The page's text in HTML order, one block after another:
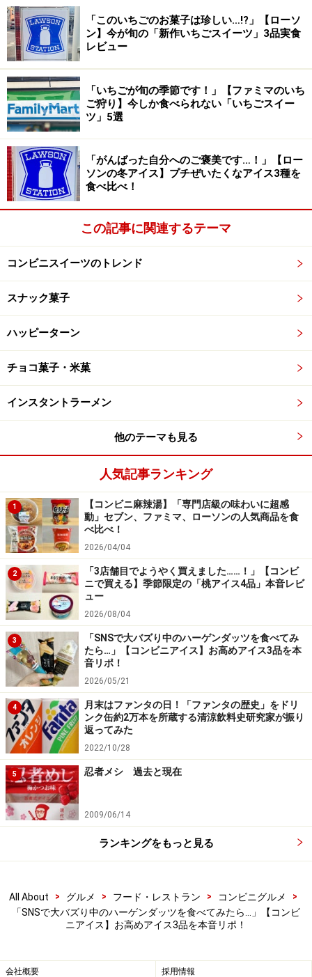
半分にカットしてみると、鉄観音ミルクティーアイスがぎっ
しり。茶葉のおいしさを楽しめる上品な味わいです
ひと口食べると、茶葉の風味がふんわり広がる上品な甘
さが絶品。香ばしくサックサクのワッフルコーンの中に
は、鉄観音ミルクティーアイスがぜいたくにぎっしり詰
まっています。
筆者は正直、「413円は高すぎるのでは……」と思ってい
ましたが、まるでアイスクリーム専門店のようなクオリ
ティーに驚かされました。
はなかなか出会えない唯一無二のおいしさ。一度は食べ
てみる価値があると感じた商品です。
2. 【ローソン】「日本のフルーツ 北海道産
メロン」279円
【ローソン】「日本のフルーツ 北海道産メロン」279円（税
2品目は、5月12日にローソンから発売された「日本のフ
ルーツ 北海道産メロン」279円（税込）。ローソン、ま
たはナチュラルローソン限定で販売されている、“日本の
フルーツ”シリーズのアイスバーです。
北海道産メロンのストレート果汁がぜいたく！
シンプルな見た目ながら、北海道産メロンのストレート
果汁をぜいたくに使用。メロン好きにはたまらない、濃
厚リッチな味わいを楽しめます。
まるでメロンをそのまま食べているような濃厚な味わいで
す
ひと口食べると、メロン果汁の濃厚な甘みが口いっぱい
に広がり、氷菓ながらシャリシャリ感は控えめで、ねっ
とりやわらかな口どけです。赤肉メロンをそのままかじ
っているかのようなコクのある甘みとジューシーさが印
なし。メロン好きなら満足度の高い一品だと感じまし
た。
ク」378円
「このいちごのお菓子は珍しい…!?」【ローソ
ン】今が旬の「新作いちごスイーツ」3品実食
レビュー
「いちごが旬の季節です！」【ファミマのいち
ご狩り】今しか食べられない「いちごスイー
ツ」5選
「がんばった自分へのご褒美です…！」【ロー
ソンの冬アイス】プチぜいたくなアイス3種を
食べ比べ！
この記事に関連するテーマ
コンビニスイーツのトレンド
スナック菓子
ハッピーターン
チョコ菓子・米菓
インスタントラーメン
他のテーマも見る
人気記事ランキング
1
【コンビニ麻辣湯】「専門店級の味わいに超感
動」セブン、ファミマ、ローソンの人気商品を食
べ比べ！
2026/04/04
2
「3店舗目でようやく買えました……！」【コンビ
ニで買える】季節限定の「桃アイス4品」本音レビ
ュー
2026/08/04
3
「SNSで大バズり中のハーゲンダッツを食べてみ
たら…」【コンビニアイス】お高めアイス3品を本
音リポ！
2026/05/21
4
月末はファンタの日！「ファンタの歴史」をドリ
ンク缶約2万本を所蔵する清涼飲料史研究家が振り
返ってみた
2022/10/28
5 忍者メシ 過去と現在
2009/06/14
ランキングをもっと見る
All About > グルメ > フード・レストラン > コンビニグルメ
>
「SNSで大バズり中のハーゲンダッツを食べてみたら…」【コンビ
ニアイス】お高めアイス3品を本音リポ！
会社概要 採用情報